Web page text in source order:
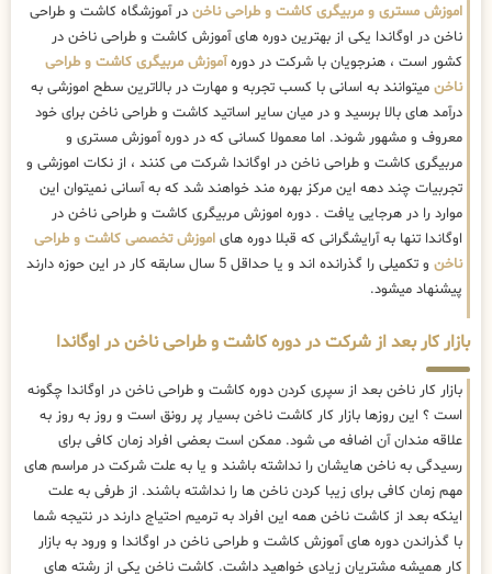
اموزش مستری و مربیگری کاشت و طراحی ناخن در آموزشگاه کاشت و طراحی
ناخن در اوگاندا یکی از بهترین دوره های آموزش کاشت و طراحی ناخن در
کشور است ، هنرجویان با شرکت در دورهآموزش مربیگری کاشت و طراحی
ناخن میتوانند به اسانی با کسب تجربه و مهارت در بالاترین سطح اموزشی به
درآمد های بالا برسید و در میان سایر اساتید کاشت و طراحی ناخن برای خود
معروف و مشهور شوند. اما معمولا کسانی که در دوره آموزش مستری و
مربیگری کاشت و طراحی ناخن در اوگاندا شرکت می کنند ، از نکات اموزشی و
تجربیات چند دهه این مرکز بهره مند خواهند شد که به آسانی نمیتوان این
موارد را در هرجایی یافت . دوره اموزش مربیگری کاشت و طراحی ناخن در
اوگاندا تنها به آرایشگرانی که قبلا دوره های اموزش تخصصی کاشت و طراحی
ناخن
و تکمیلی را گذرانده اند و یا حداقل 5 سال سابقه کار در این حوزه دارند
پیشنهاد میشود.
بازار کار بعد از شرکت در دوره کاشت و طراحی ناخن در اوگاندا
بازار کار ناخن بعد از سپری کردن دوره کاشت و طراحی ناخن در اوگاندا چگونه
است ؟ این روزها بازار کار کاشت ناخن بسیار پر رونق است و روز به روز به
علاقه مندان آن اضافه می شود. ممکن است بعضی افراد زمان کافی برای
رسیدگی به ناخن هایشان را نداشته باشند و یا به علت شرکت در مراسم های
مهم زمان کافی برای زیبا کردن ناخن ها را نداشته باشند. از طرفی به علت
اینکه بعد از کاشت ناخن همه این افراد به ترمیم احتیاج دارند در نتیجه شما
با گذراندن دوره های آموزش کاشت و طراحی ناخن در اوگاندا و ورود به بازار
کار همیشه مشتریان زیادی خواهید داشت. کاشت ناخن یکی از رشته های